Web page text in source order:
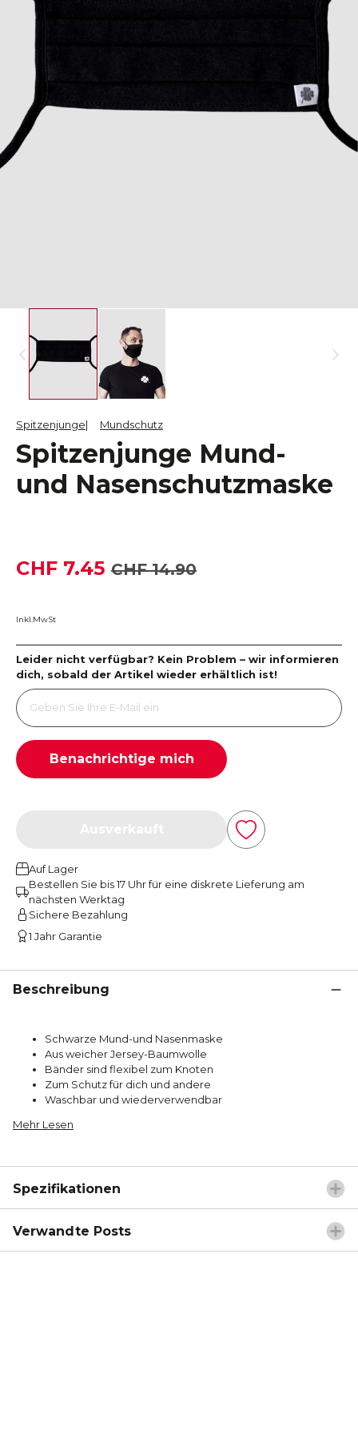
Spitzenjunge Mundschutz
Spitzenjunge Mund-
und Nasenschutzmaske
CHF 14.90
CHF 7.45
Inkl.MwSt
Leider nicht verfügbar? Kein Problem – wir informieren
dich, sobald der Artikel wieder erhältlich ist!
Benachrichtige mich
Auf Lager
Bestellen Sie bis 17 Uhr für eine diskrete Lieferung am
nächsten Werktag
Sichere Bezahlung
1 Jahr Garantie
Beschreibung
Schwarze Mund-und Nasenmaske
Aus weicher Jersey-Baumwolle
Bänder sind flexibel zum Knoten
Zum Schutz für dich und andere
Waschbar und wiederverwendbar
Mehr Lesen
Spezifikationen
Verwandte Posts